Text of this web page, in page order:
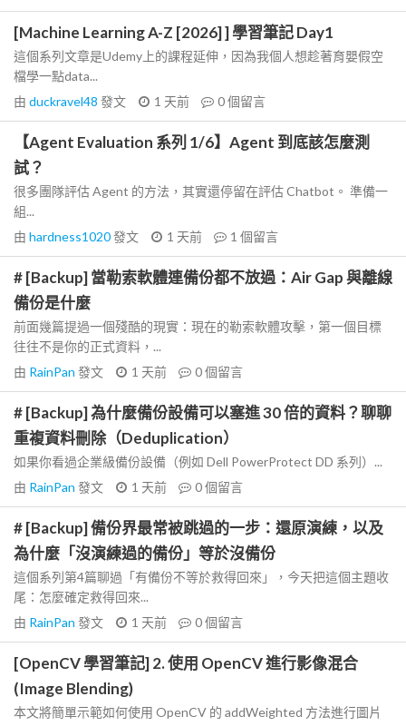
[Machine Learning A-Z [2026] ] 學習筆記 Day1
這個系列文章是Udemy上的課程延伸，因為我個人想趁著育嬰假空
檔學一點data...
由 duckravel48 發文 1 天前 0個留言
【Agent Evaluation 系列 1/6】Agent 到底該怎麼測
試？
很多團隊評估 Agent 的方法，其實還停留在評估 Chatbot。 準備一
組...
由 hardness1020發文 1 天前 1 個留言
# [Backup] 當勒索軟體連備份都不放過：Air Gap 與離線
備份是什麼
前面幾篇提過一個殘酷的現實：現在的勒索軟體攻擊，第一個目標
往往不是你的正式資料，...
由 RainPan 發文 1 天前 0個留言
# [Backup] 為什麼備份設備可以塞進 30 倍的資料？聊聊
重複資料刪除（Deduplication）
如果你看過企業級備份設備（例如 Dell PowerProtect DD 系列）...
由 RainPan 發文 1 天前 0個留言
# [Backup] 備份界最常被跳過的一步：還原演練，以及
為什麼「沒演練過的備份」等於沒備份
這個系列第4篇聊過「有備份不等於救得回來」，今天把這個主題收
尾：怎麼確定救得回來...
由 RainPan 發文 1 天前 0個留言
[OpenCV 學習筆記] 2. 使用 OpenCV 進行影像混合
(Image Blending)
本文將簡單示範如何使用 OpenCV 的 addWeighted 方法進行圖片